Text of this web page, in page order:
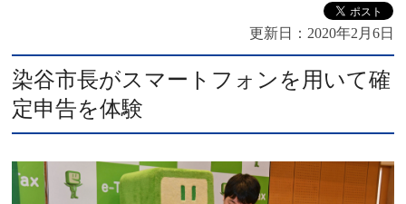
更新日： 2020年2月6日
染谷市長がスマートフォンを用いて確
定申告を体験